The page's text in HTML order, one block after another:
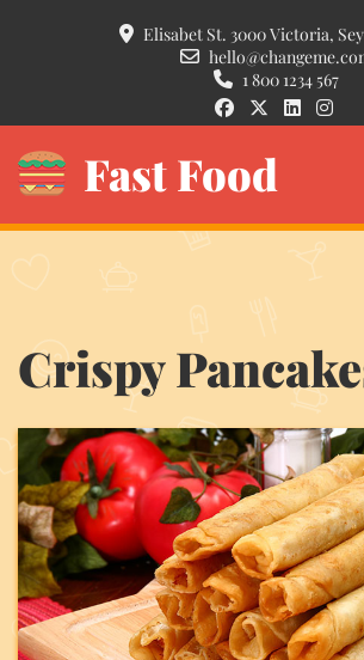
Elisabet St. 3000 Victoria,
1 800 1234 567
Fast Food
Crispy